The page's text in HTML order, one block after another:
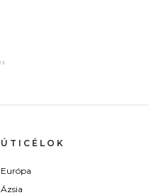
ÚTICÉLOK
Európa
Ázsia